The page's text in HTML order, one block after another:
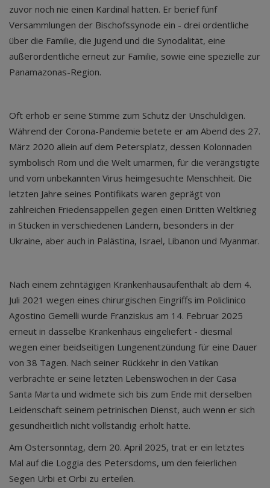
zuvor noch nie einen Kardinal hatten. Er berief fünf
Versammlungen der Bischofssynode ein - drei ordentliche
über die Familie, die Jugend und die Synodalität, eine
außerordentliche erneut zur Familie, sowie eine spezielle zur
Panamazonas-Region.
Oft erhob er seine Stimme zum Schutz der Unschuldigen.
Während der Corona-Pandemie betete er am Abend des 27.
März 2020 allein auf dem Petersplatz, dessen Kolonnaden
symbolisch Rom und die Welt umarmen, für die verängstigte
und vom unbekannten Virus heimgesuchte Menschheit. Die
letzten Jahre seines Pontifikats waren geprägt von
zahlreichen Friedensappellen gegen einen Dritten Weltkrieg
in Stücken in verschiedenen Ländern, besonders in der
Ukraine, aber auch in Palästina, Israel, Libanon und Myanmar.
Nach einem zehntägigen Krankenhausaufenthalt ab dem 4.
Juli 2021 wegen eines chirurgischen Eingriffs im Policlinico
Agostino Gemelli wurde Franziskus am 14. Februar 2025
erneut in dasselbe Krankenhaus eingeliefert - diesmal
wegen einer beidseitigen Lungenentzündung für eine Dauer
von 38 Tagen. Nach seiner Rückkehr in den Vatikan
verbrachte er seine letzten Lebenswochen in der Casa
Santa Marta und widmete sich bis zum Ende mit derselben
Leidenschaft seinem petrinischen Dienst, auch wenn er sich
gesundheitlich nicht vollständig erholt hatte.
Am Ostersonntag, dem 20. April 2025, trat er ein letztes
Mal auf die Loggia des Petersdoms, um den feierlichen
Segen Urbi et Orbi zu erteilen.